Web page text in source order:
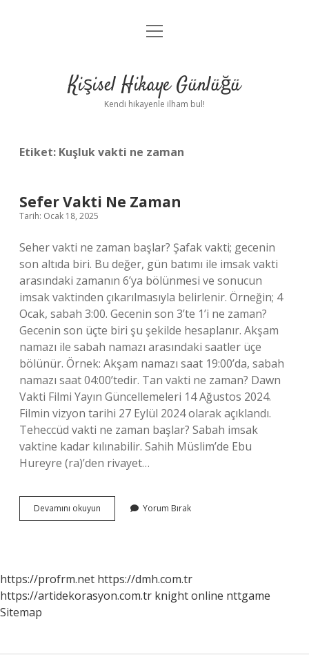
Anasayfa
Yasal Uyarı
menüyü
Kişisel Hikaye Günlüğü
Kendi hikayenle ilham bul!
Etiket: Kuşluk vakti ne zaman
Sefer Vakti Ne Zaman
Tarih: Ocak 18, 2025
Seher vakti ne zaman başlar? Şafak vakti; gecenin
son altıda biri. Bu değer, gün batımı ile imsak vakti
arasındaki zamanın 6’ya bölünmesi ve sonucun
imsak vaktinden çıkarılmasıyla belirlenir. Örneğin; 4
Ocak, sabah 3:00. Gecenin son 3’te 1’i ne zaman?
Gecenin son üçte biri şu şekilde hesaplanır. Akşam
namazı ile sabah namazı arasındaki saatler üçe
bölünür. Örnek: Akşam namazı saat 19:00’da, sabah
namazı saat 04:00’tedir. Tan vakti ne zaman? Dawn
Vakti Filmi Yayın Güncellemeleri 14 Ağustos 2024.
Filmin vizyon tarihi 27 Eylül 2024 olarak açıklandı.
Teheccüd vakti ne zaman başlar? Sabah imsak
vaktine kadar kılınabilir. Sahih Müslim’de Ebu
Hureyre (ra)’den rivayet…
Devamını okuyun
Vakti
Yorum Bırak
https://profrm.net https://dmh.com.tr
https://artidekorasyon.com.tr knight online nttgame
Sitemap